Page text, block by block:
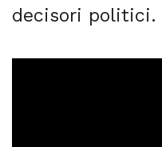
decisori politici.